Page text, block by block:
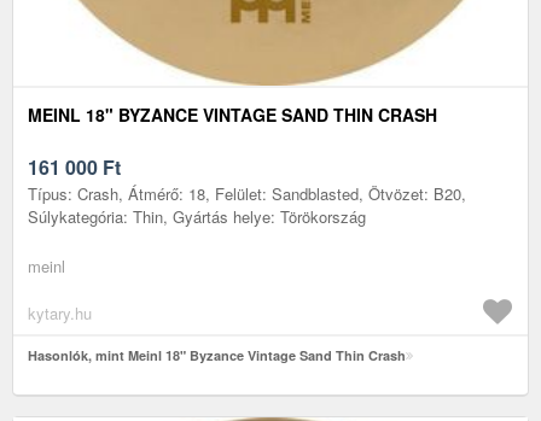
MEINL 18" BYZANCE VINTAGE SAND THIN CRASH
161 000 Ft
Típus: Crash, Átmérő: 18, Felület: Sandblasted, Ötvözet: B20,
Súlykategória: Thin, Gyártás helye: Törökország
meinl
kytary.hu
Hasonlók, mint Meinl 18" Byzance Vintage Sand Thin Crash